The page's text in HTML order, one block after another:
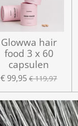
Glowwa hair
food 3 x 60
capsulen
€ 99,95 € 119,97